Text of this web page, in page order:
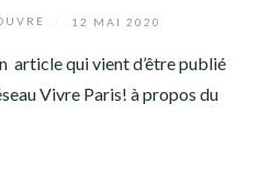
12 MAI 2020
article qui vient d’être publié
Vivre Paris! à propos du